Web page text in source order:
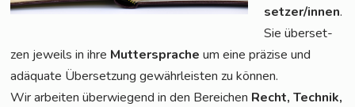
set­zer/in­nen.
Sie über­set­
zen jeweils in ihre Mut­ter­spra­che um eine prä­zi­se und
adäqua­te Über­set­zung gewähr­leis­ten zu können.
Wir arbei­ten über­wie­gend in den Berei­chen Recht, Tech­nik,